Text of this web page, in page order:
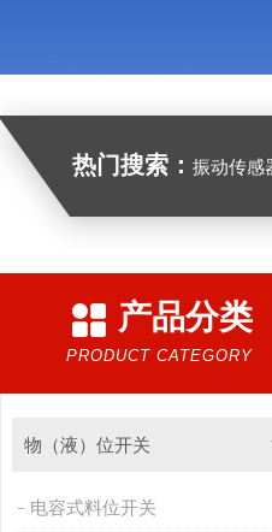
热门搜索： 振动传感器
产品分类
PRODUCT CATEGORY
物（液）位开关
电容式料位开关